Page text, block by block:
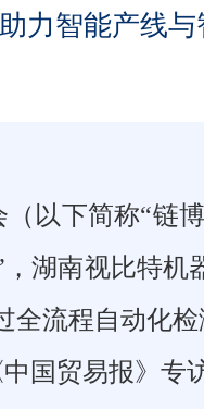
力智能产线
以下简称“链
湖南视比特
全流程自动化
国贸易报》专